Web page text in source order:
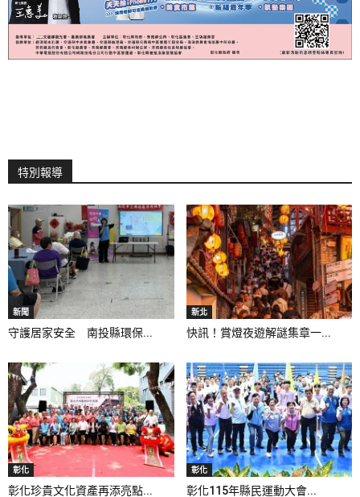
特別報導
新聞
守護居家安全 南投縣環保...
新北
快訊！賞燈夜遊解謎集章一...
彰化
彰化珍貴文化資產再添亮點...
彰化
彰化115年縣民運動大會...